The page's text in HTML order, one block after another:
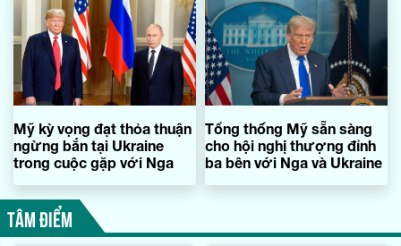
Mỹ kỳ vọng đạt thỏa thuận
ngừng bắn tại Ukraine
trong cuộc gặp với Nga
Tổng thống Mỹ sẵn sàng
cho hội nghị thượng đỉnh
ba bên với Nga và Ukraine
TÂM ĐIỂM